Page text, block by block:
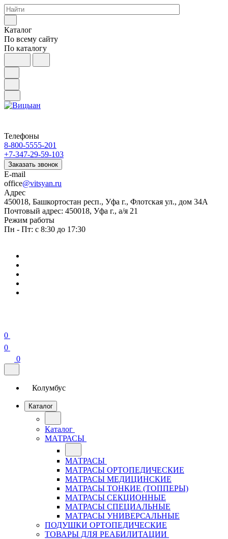
Каталог
По всему сайту
По каталогу
Телефоны
8-800-5555-201
+7-347-29-59-103
Заказать звонок
E-mail
office@vitsyan.ru
Адрес
450018, Башкортостан респ., Уфа г., Флотская ул., дом 34А
Почтовый адрес: 450018, Уфа г., а/я 21
Режим работы
Пн - Пт: с 8:30 до 17:30
0
0
0
Колумбус
Каталог
Каталог
МАТРАСЫ
МАТРАСЫ
МАТРАСЫ ОРТОПЕДИЧЕСКИЕ
МАТРАСЫ МЕДИЦИНСКИЕ
МАТРАСЫ ТОНКИЕ (ТОППЕРЫ)
МАТРАСЫ СЕКЦИОННЫЕ
МАТРАСЫ СПЕЦИАЛЬНЫЕ
МАТРАСЫ УНИВЕРСАЛЬНЫЕ
ПОДУШКИ ОРТОПЕДИЧЕСКИЕ
ТОВАРЫ ДЛЯ РЕАБИЛИТАЦИИ